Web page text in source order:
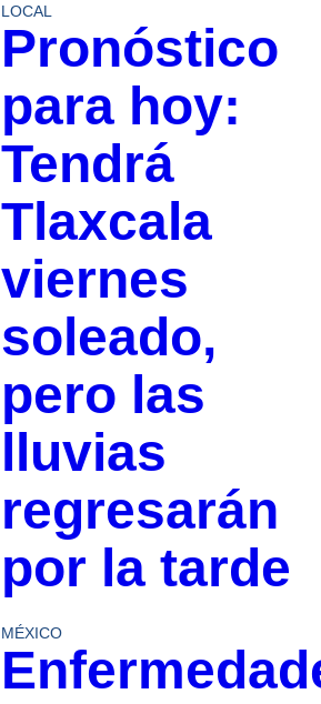
LOCAL
Pronóstico
para hoy:
Tendrá
Tlaxcala
viernes
soleado,
pero las
lluvias
regresarán
por la tarde
MÉXICO